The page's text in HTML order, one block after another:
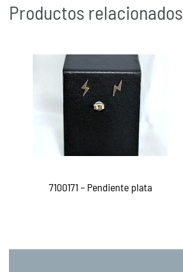
Productos relacionados
7100171 – Pendiente plata